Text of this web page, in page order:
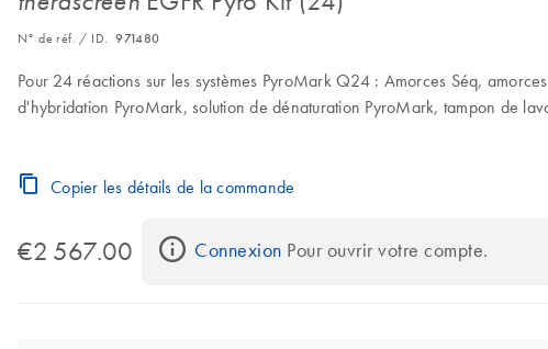
N° de réf. / ID.971480
Pour 24 réactions sur les systèmes PyroMark Q24 : Amorces Séq,
d'hybridation PyroMark, solution de dénaturation PyroMark, tampon de
Copier les détails de la commande
€2 567.00 Connexion Pour ouvrir votre compte.